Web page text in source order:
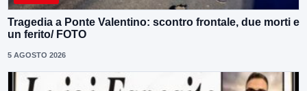
Tragedia a Ponte Valentino: scontro frontale, due morti e
un ferito/ FOTO
5 AGOSTO 2026